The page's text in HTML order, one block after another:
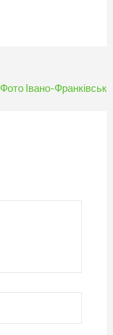
Фото Івано-Франківськ